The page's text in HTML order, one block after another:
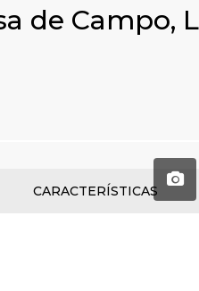
de Campo,
CARACTERÍSTICAS